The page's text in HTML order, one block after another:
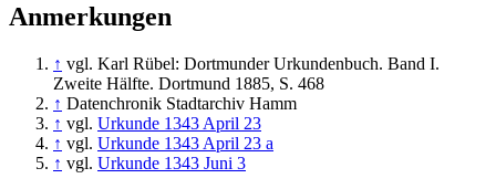
Anmerkungen
↑ vgl. Karl Rübel: Dortmunder Urkundenbuch. Band I.
Zweite Hälfte. Dortmund 1885, S. 468
↑ Datenchronik Stadtarchiv Hamm
↑ vgl. Urkunde 1343 April 23
↑ vgl. Urkunde 1343 April 23 a
↑ vgl. Urkunde 1343 Juni 3